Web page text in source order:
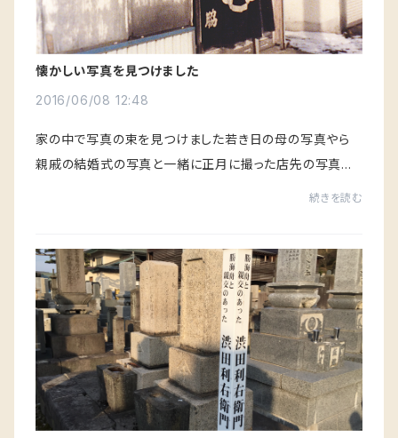
懐かしい写真を見つけました
2016/06/08 12:48
家の中で写真の束を見つけました若き日の母の写真やら
親戚の結婚式の写真と一緒に正月に撮った店先の写真で
続きを読む